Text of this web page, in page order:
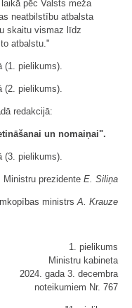
pēc Valsts meža
neatbilstību atbalsta
skaitu vismaz līdz
atbalstu."
(1. pielikums).
(2. pielikums).
redakcijā:
un nomaiņai".
(3. pielikums).
Ministru prezidente E. Siliņa
ministrsA. Krauze
1. pielikums
Ministru kabineta
2024. gada 3. decembra
noteikumiem Nr. 767